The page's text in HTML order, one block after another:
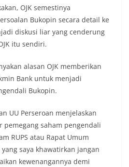
OJK semestinya
Bukopin secara detail ke
diskusi liar yang cenderung
itu sendiri.
alasan OJK memberikan
Bank untuk menjadi
Bukopin.
UU Perseroan menjelaskan
saham pengendali
RUPS atau Rapat Umum
saya khawatirkan jangan
kewenangannya demi